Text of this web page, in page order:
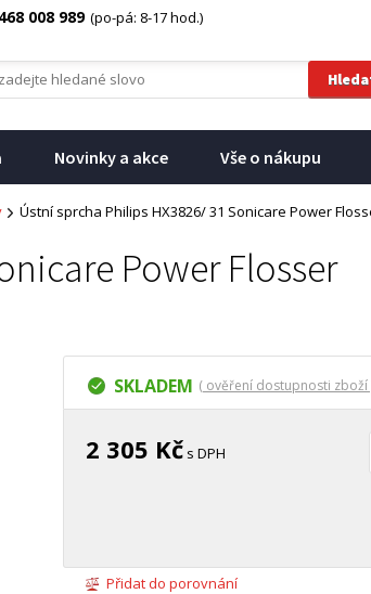
468 008 989 (po-pá: 8-17 hod.)
Novinky a akce Vše o nákupu
Ústní sprcha Philips HX3826/ 31 Sonicare Power
Power Flosser
SKLADEM ( ověření dostupnosti zboží
2 305 Kč s DPH
Přidat do porovnání